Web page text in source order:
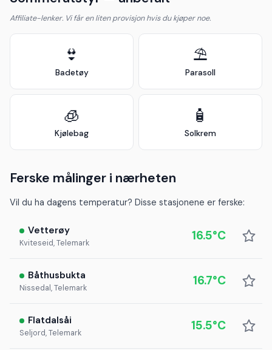
Affiliate-lenker. Vi får en liten provisjon hvis du kjøper noe.
👙
Badetøy
⛱️
Parasoll
🧊
Kjølebag
🧴
Solkrem
Ferske målinger i nærheten
Vil du ha dagens temperatur? Disse stasjonene er ferske:
Vetterøy
Kviteseid, Telemark 16.5°C
Båthusbukta
Nissedal, Telemark 16.7°C
Flatdalsåi
Seljord, Telemark 15.5°C